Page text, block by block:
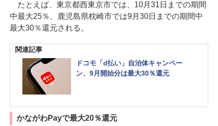
たとえば、東京都西東京市では、10月31日までの期間
中最大25％、鹿児島県枕崎市では9月30日までの期間中
最大30％還元される。
関連記事
ドコモ「d払い」自治体キャンペー
ン、9月開始分は最大30％還元
かながわPayで最大20％還元